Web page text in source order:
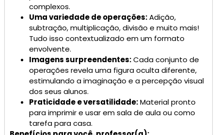
complexos.
Uma variedade de operações:Adição,
subtração, multiplicação, divisão e muito mais!
Tudo isso contextualizado em um formato
envolvente.
Imagens surpreendentes:Cada conjunto de
operações revela uma figura oculta diferente,
estimulando a imaginação e a percepção visual
dos seus alunos.
Praticidade e versatilidade:Material pronto
para imprimir e usar em sala de aula ou como
tarefa para casa.